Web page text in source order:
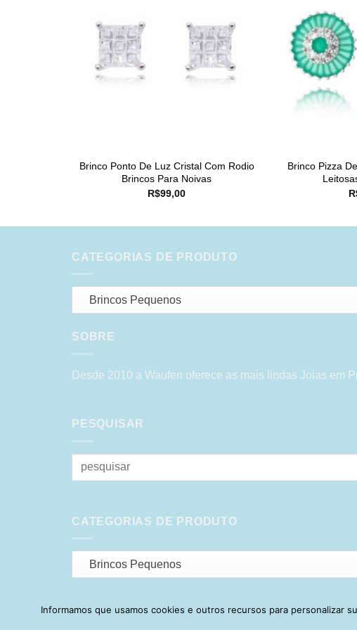
Brinco Ponto De Luz Cristal Com Rodio
Brincos Para Noivas
R$99,00
Brinco Pizza
CATEGORIAS DE PRODUTO
Brincos Pequenos
SOBRE
Desde 2010 a Waufen oferece as mais lindas Joias em
PESQUISAR
Pesquisar
CATEGORIAS DE PRODUTO
Brincos Pequenos
Informamos que usamos cookies e outros recursos para personalizar